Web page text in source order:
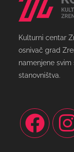
Kulturni centar
osnivač grad
namenjene
stanovništva.